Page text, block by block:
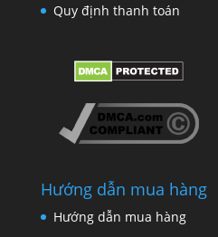
Quy định thanh toán
Hướng dẫn mua hàng
Hướng dẫn mua hàng